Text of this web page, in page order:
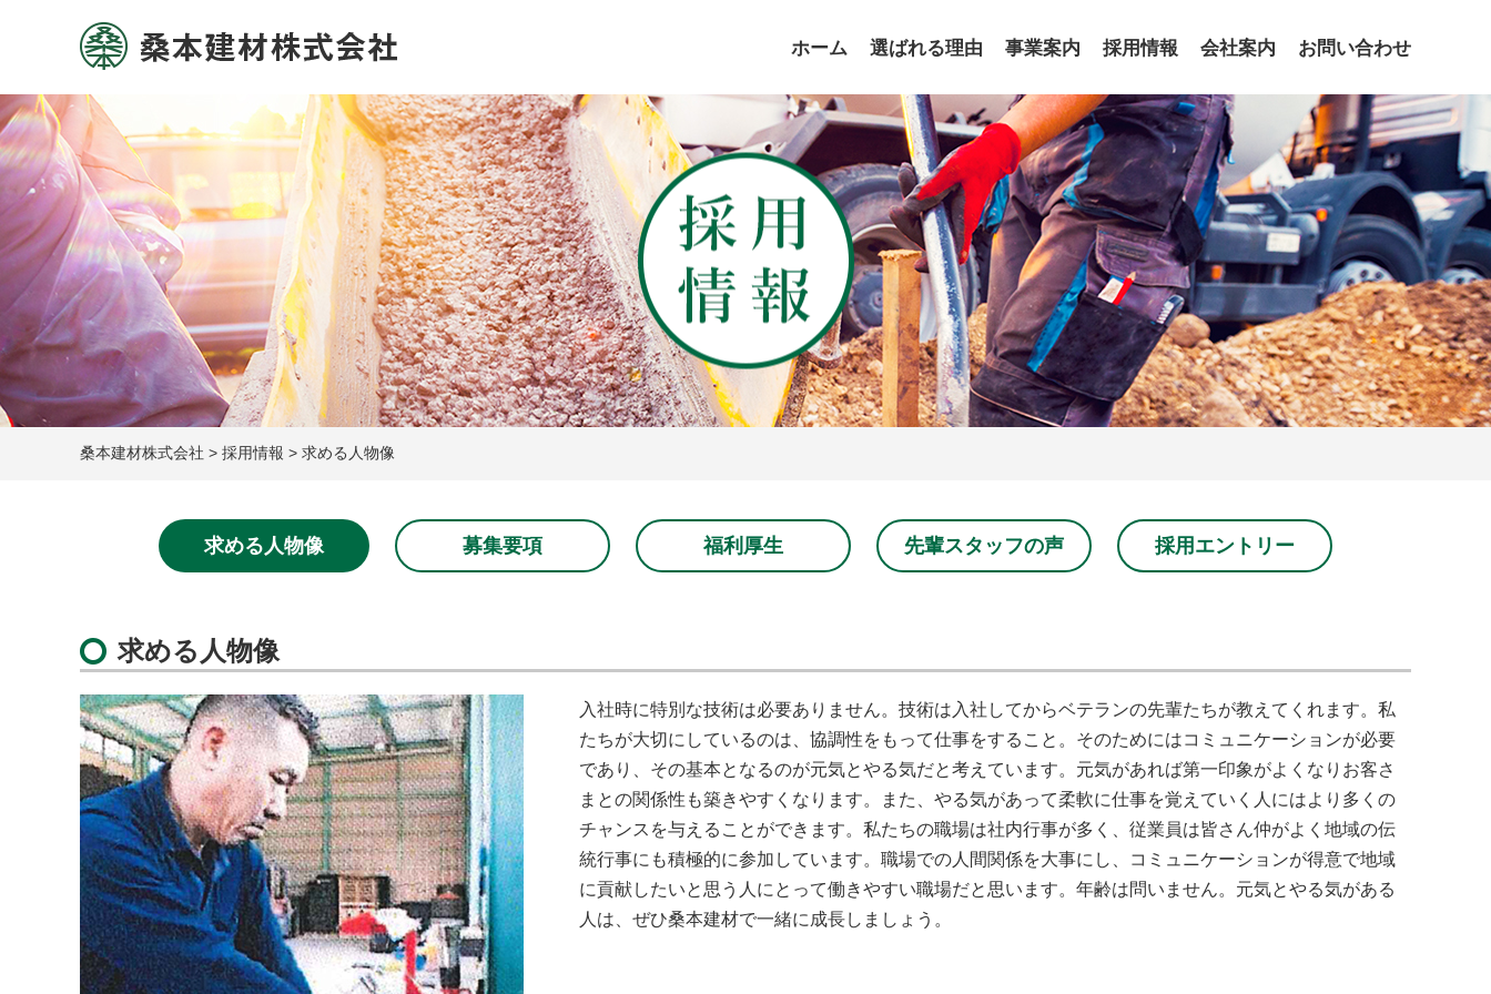
ホーム 選ばれる理由 事業案内 採用情報 会社案内 お問い合わせ
桑本建材株式会社 > 採用情報 > 求める人物像
求める人物像 募集要項 福利厚生 先輩スタッフの声 採用エントリー
求める人物像
入社時に特別な技術は必要ありません。技術は入社してからベテランの先輩たちが教えてくれます。私
たちが大切にしているのは、協調性をもって仕事をすること。そのためにはコミュニケーションが必要
であり、その基本となるのが元気とやる気だと考えています。元気があれば第一印象がよくなりお客さ
まとの関係性も築きやすくなります。また、やる気があって柔軟に仕事を覚えていく人にはより多くの
チャンスを与えることができます。私たちの職場は社内行事が多く、従業員は皆さん仲がよく地域の伝
統行事にも積極的に参加しています。職場での人間関係を大事にし、コミュニケーションが得意で地域
に貢献したいと思う人にとって働きやすい職場だと思います。年齢は問いません。元気とやる気がある
人は、ぜひ桑本建材で一緒に成長しましょう。